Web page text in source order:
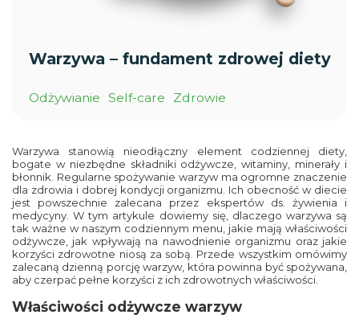
Warzywa – fundament zdrowej diety
Odżywianie Self-care Zdrowie
Warzywa stanowią nieodłączny element codziennej diety,
bogate w niezbędne składniki odżywcze, witaminy, minerały i
błonnik. Regularne spożywanie warzyw ma ogromne znaczenie
dla zdrowia i dobrej kondycji organizmu. Ich obecność w diecie
jest powszechnie zalecana przez ekspertów ds. żywienia i
medycyny. W tym artykule dowiemy się, dlaczego warzywa są
tak ważne w naszym codziennym menu, jakie mają właściwości
odżywcze, jak wpływają na nawodnienie organizmu oraz jakie
korzyści zdrowotne niosą za sobą. Przede wszystkim omówimy
zalecaną dzienną porcję warzyw, która powinna być spożywana,
aby czerpać pełne korzyści z ich zdrowotnych właściwości.
Właściwości odżywcze warzyw